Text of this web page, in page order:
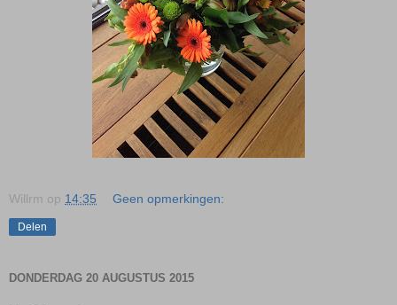
Willrm op 14:35 Geen opmerkingen:
Delen
DONDERDAG 20 AUGUSTUS 2015